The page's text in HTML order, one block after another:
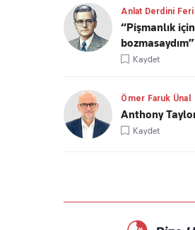
Anlat Derdini
“Pişmanlık
bozmasaydım”
Kaydet
Ömer Faruk Ünal
Anthony
Kaydet